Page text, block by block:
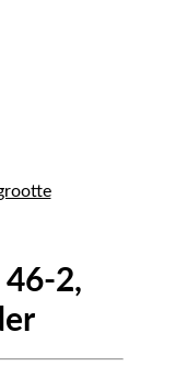
46-2,